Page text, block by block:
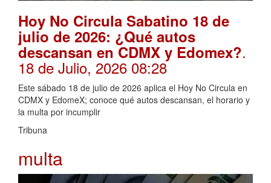
Hoy No Circula Sabatino 18 de
julio de 2026: ¿Qué autos
descansan en CDMX y Edomex?.
18 de Julio, 2026 08:28
Este sábado 18 de julio de 2026 aplica el Hoy No Circula en
CDMX y EdomeX; conoce qué autos descansan, el horario y
la multa por incumplir
Tribuna
multa